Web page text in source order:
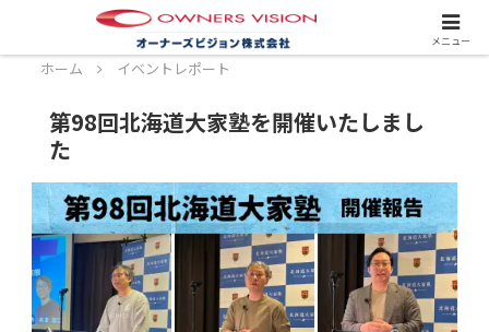
スタッフ募集中！詳しくはこちら！
ホーム イベントレポート
第98回北海道大家塾を開催いたしまし
た
メニュー